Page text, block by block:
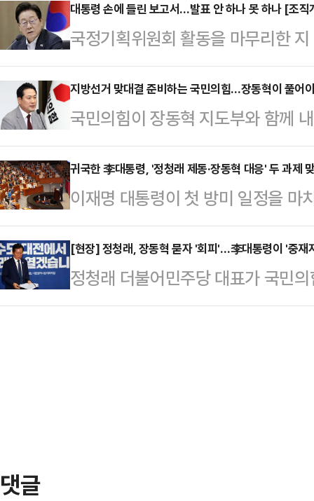
국민의힘 분당 가능성도 제기한다.
리하게 만들 수 있어 실현 가능성은
파로 나눠진 야권은 급속도로 얼어
에서 열린 첫 최고위원회의에서 "
두지 않고 지금 국민의힘이 해야 할
다"면서도 "적절한…
대통령 손에 들린 보고서…발표 안 하나 못 하나 [조
국정기획위원회 활동을 마무리한
표가 늦어지고 있다. 조직개편 내용
공직사회 기강과 업무 동력 상실도
대통령에게 보고한 것으로 알려졌
를 이어가는지 해석이 분분하다.국
리하며 조직개편안을 이재명 대통
으로 검찰청 해체, 기획재정부 분
신설 등의 내용을 담았다.국…
지방선거 맞대결 준비하는 국민의힘…장동혁이 풀어
국민의힘이 장동혁 지도부와 함께
혁 대표는 빠른 시일내에 지방선거
는 싸움을 하겠다고 천명했다. 당
돌입하는 장 대표의 판단에 대해서
타나고 있는 당 안팎의 문제를 해결
만큼, 장 대표가 민심을 헤아리는
도 나온다.27일 정치권에 따르면
린 취임 기자회견에…
귀국한 李대통령, '정청래 제동·장동혁 대응' 두 과제
이재명 대통령이 첫 방미 일정을
과 필라델피아 필리조선소 시찰 등
정청래 더불어민주당 대표와의 당
도 등 국내 정치 과제에 직면하게
커지고 야당과의 대치 국면까지 겹
[현장] 정청래, 장동혁 묻자 '회피'…李대통령이 '중재
정청래 더불어민주당 대표가 국민
'무대응'으로 일관하고 있다. 국민
댓글